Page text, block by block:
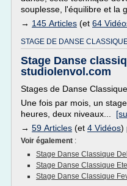
souplesse, l'équilibre et la
→ 145 Articles (et 64
STAGE DE DANSE
Stage Danse
studiolenvol.com
Stages de Danse Classique
Une fois par mois, un
heures, deux niveaux...
→ 59 Articles (et 4 Vidéos)
Voir également :
Stage Danse Classique
Stage Danse Classique
Stage Danse Classique